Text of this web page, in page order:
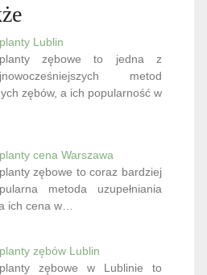
Lublin
zębowe to jedna z
metod
zębów, a ich popularność w
cena Warszawa
zębowe to coraz bardziej
metoda uzupełniania
ich cena w…
zębów Lublin
zębowe w Lublinie to